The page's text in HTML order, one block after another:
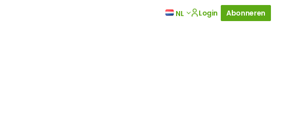
NL Login Abonneren